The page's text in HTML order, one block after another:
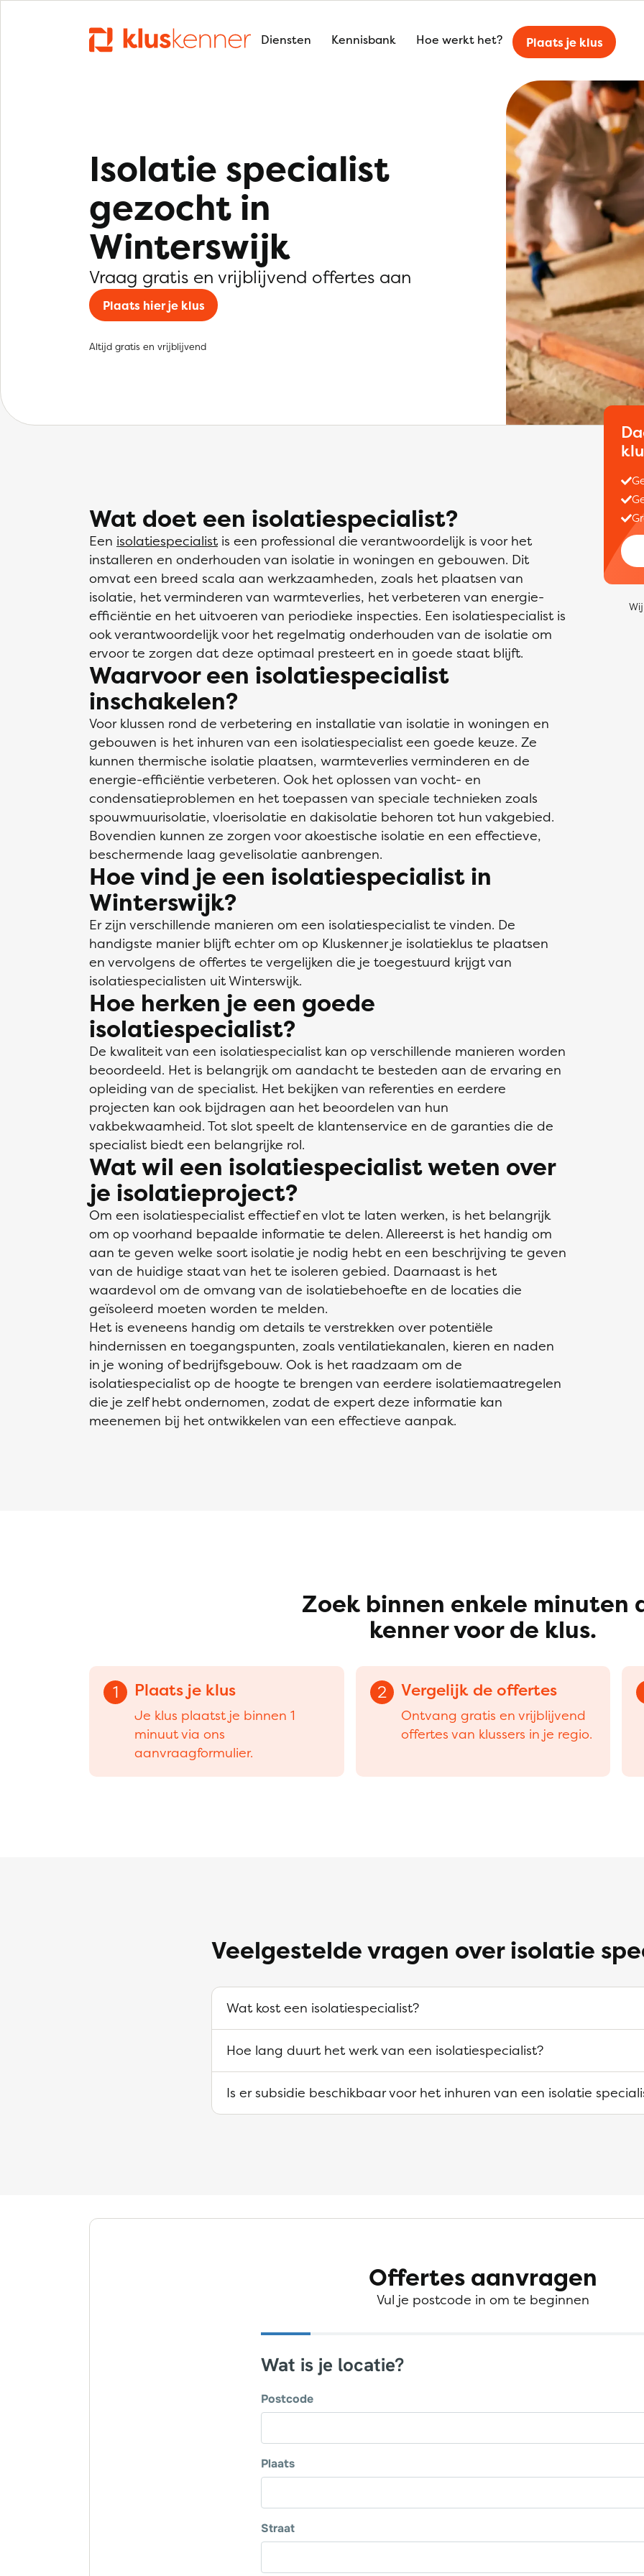
Diensten Kennisbank Hoe werkt het? Plaats je klus
Isolatie specialist
gezocht in
Winterswijk
Vraag gratis en vrijblijvend offertes aan
Plaats hier je klus
Altijd gratis en vrijblijvend
Wat doet een isolatiespecialist?
Een isolatiespecialist is een professional die verantwoordelijk is voor het
installeren en onderhouden van isolatie in woningen en gebouwen. Dit
omvat een breed scala aan werkzaamheden, zoals het plaatsen van
isolatie, het verminderen van warmteverlies, het verbeteren van energie-
efficiëntie en het uitvoeren van periodieke inspecties. Een isolatiespecialist is
ook verantwoordelijk voor het regelmatig onderhouden van de isolatie om
ervoor te zorgen dat deze optimaal presteert en in goede staat blijft.
Waarvoor een isolatiespecialist
inschakelen?
Voor klussen rond de verbetering en installatie van isolatie in woningen en
gebouwen is het inhuren van een isolatiespecialist een goede keuze. Ze
kunnen thermische isolatie plaatsen, warmteverlies verminderen en de
energie-efficiëntie verbeteren. Ook het oplossen van vocht- en
condensatieproblemen en het toepassen van speciale technieken zoals
spouwmuurisolatie, vloerisolatie en dakisolatie behoren tot hun vakgebied.
Bovendien kunnen ze zorgen voor akoestische isolatie en een effectieve,
beschermende laag gevelisolatie aanbrengen.
Hoe vind je een isolatiespecialist in
Winterswijk?
Er zijn verschillende manieren om een isolatiespecialist te vinden. De
handigste manier blijft echter om op Kluskenner je isolatieklus te plaatsen
en vervolgens de offertes te vergelijken die je toegestuurd krijgt van
isolatiespecialisten uit Winterswijk.
Hoe herken je een goede
isolatiespecialist?
De kwaliteit van een isolatiespecialist kan op verschillende manieren worden
beoordeeld. Het is belangrijk om aandacht te besteden aan de ervaring en
opleiding van de specialist. Het bekijken van referenties en eerdere
projecten kan ook bijdragen aan het beoordelen van hun
vakbekwaamheid. Tot slot speelt de klantenservice en de garanties die de
specialist biedt een belangrijke rol.
Wat wil een isolatiespecialist weten over
je isolatieproject?
Om een isolatiespecialist effectief en vlot te laten werken, is het belangrijk
om op voorhand bepaalde informatie te delen. Allereerst is het handig om
aan te geven welke soort isolatie je nodig hebt en een beschrijving te geven
van de huidige staat van het te isoleren gebied. Daarnaast is het
waardevol om de omvang van de isolatiebehoefte en de locaties die
geïsoleerd moeten worden te melden.
Het is eveneens handig om details te verstrekken over potentiële
hindernissen en toegangspunten, zoals ventilatiekanalen, kieren en naden
in je woning of bedrijfsgebouw. Ook is het raadzaam om de
isolatiespecialist op de hoogte te brengen van eerdere isolatiemaatregelen
die je zelf hebt ondernomen, zodat de expert deze informatie kan
meenemen bij het ontwikkelen van een effectieve aanpak.
Zoek binnen enkele minuten
kenner voor de klus.
1 Plaats je klus
Je klus plaatst je binnen 1
minuut via ons
aanvraagformulier.
2 Vergelijk de offertes
Ontvang gratis en vrijblijvend
offertes van klussers in je regio.
Veelgestelde vragen over isolatie
Wat kost een isolatiespecialist?
Hoe lang duurt het werk van een isolatiespecialist?
Is er subsidie beschikbaar voor het inhuren van een isolatie
Offertes aanvragen
Vul je postcode in om te beginnen